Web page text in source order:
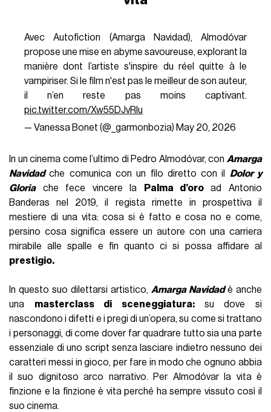
Avec Autofiction (Amarga Navidad), Almodóvar
propose une mise en abyme savoureuse, explorant la
manière dont l’artiste s'inspire du réel quitte à le
vampiriser. Si le film n'est pas le meilleur de son auteur,
il n’en reste pas moins captivant.
pic.twitter.com/Xw55DJvRIu
— Vanessa Bonet (@_garmonbozia) May 20, 2026
In un cinema come l’ultimo di Pedro Almodóvar, con Amarga
Navidadche comunica con un filo diretto con il Dolor y
Gloriache fece vincere la Palma d’oro ad Antonio
Banderas nel 2019, il regista rimette in prospettiva il
mestiere di una vita: cosa si è fatto e cosa no e come,
persino cosa significa essere un autore con una carriera
mirabile alle spalle e fin quanto ci si possa affidare al
prestigio.
In questo suo dilettarsi artistico, Amarga Navidadè anche
una masterclass di sceneggiatura:su dove si
nascondono i difetti e i pregi di un’opera, su come si trattano
i personaggi, di come dover far quadrare tutto sia una parte
essenziale di uno script senza lasciare indietro nessuno dei
caratteri messi in gioco, per fare in modo che ognuno abbia
il suo dignitoso arco narrativo. Per Almodóvar la vita è
finzione e la finzione è vita perché ha sempre vissuto così il
suo cinema.